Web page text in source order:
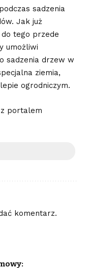
sadzenia
Jak już
tego przede
umożliwi
sadzenia drzew w
ziemia,
ogrodniczym.
portalem
komentarz.